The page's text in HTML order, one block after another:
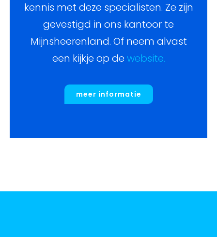
kennis met deze specialisten. Ze zijn
gevestigd in ons kantoor te
Mijnsheerenland. Of neem alvast
een kijkje op dewebsite.
meer informatie